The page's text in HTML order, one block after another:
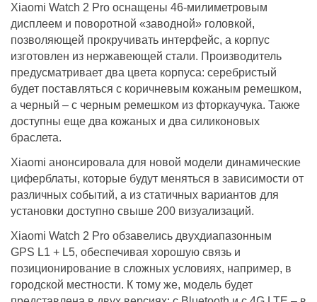
Xiaomi Watch 2 Pro оснащены 46-милиметровым
дисплеем и поворотной «заводной» головкой,
позволяющей прокручивать интерфейс, а корпус
изготовлен из нержавеющей стали. Производитель
предусматривает два цвета корпуса: серебристый
будет поставляться с коричневым кожаным ремешком,
а черный – с черным ремешком из фторкаучука. Также
доступны еще два кожаных и два силиконовых
браслета.
Xiaomi анонсировала для новой модели динамические
циферблаты, которые будут меняться в зависимости от
различных событий, а из статичных вариантов для
установки доступно свыше 200 визуализаций.
Xiaomi Watch 2 Pro обзавелись двухдиапазонным
GPS L1 + L5, обеспечивая хорошую связь и
позиционирование в сложных условиях, например, в
городской местности. К тому же, модель будет